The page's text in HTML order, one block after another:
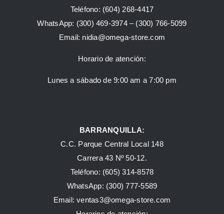
Teléfono: (604) 268-4417
WhatsApp: (300) 469-3974 – (300) 766-5099
Email: nidia@omega-store.com
Horario de atención:
Lunes a sábado de 9:00 am a 7:00 pm
BARRANQUILLA:
C.C. Parque Central Local 148
Carrera 43 Nº 50-12.
Teléfono: (605) 314-8578
WhatsApp: (300) 777-5589
Email: ventas3@omega-store.com